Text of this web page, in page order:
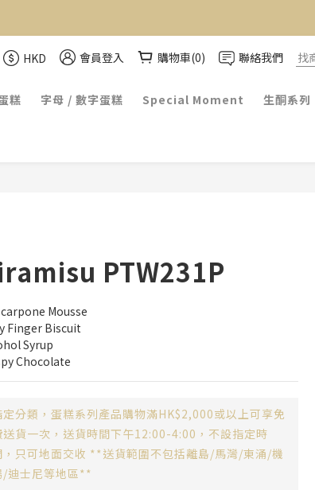
HKD 會員登入 購物車(0) 聯絡我們
糕 字母 / 數字蛋糕 Special Moment 生酮系列
PTW231P
Mousse
Finger Biscuit
Syrup
Chocolate
定分類，蛋糕系列產品購物滿HK$2,000或以上可享免
送貨一次，送貨時間下午12:00-4:00，不設指定時
，只可地面交收 **送貨範圍不包括離島/馬灣/東涌/機
/迪士尼等地區**